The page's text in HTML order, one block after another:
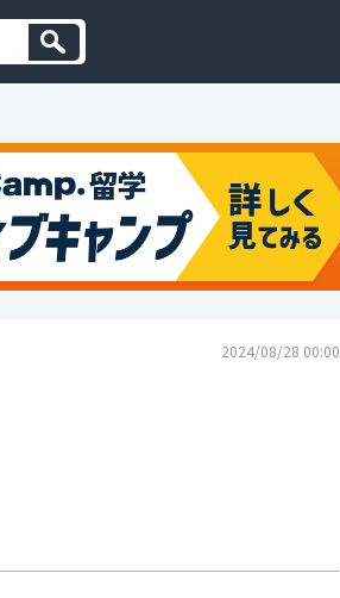
2024/08/28 00:00